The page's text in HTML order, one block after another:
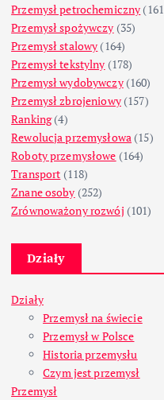
Przemysł petrochemiczny
Przemysł spożywczy (35)
Przemysł stalowy (164)
Przemysł tekstylny (178)
Przemysł wydobywczy(160)
Przemysł zbrojeniowy(157)
Ranking(4)
Rewolucja przemysłowa (15)
Roboty przemysłowe (164)
Transport (118)
Znane osoby (252)
Zrównoważony rozwój (101)
Działy
Działy
Przemysł na świecie
Przemysł w Polsce
Historia przemysłu
Czym jest przemysł
Przemysł